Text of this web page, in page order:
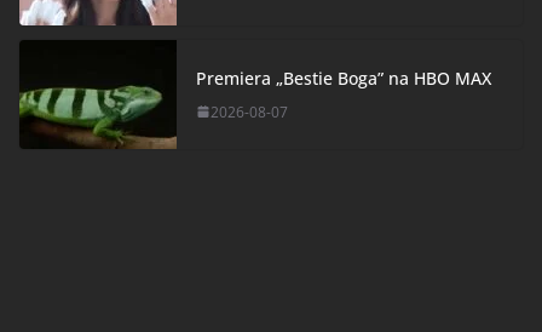
Premiera „Bestie Boga” na HBO MAX
2026-08-07